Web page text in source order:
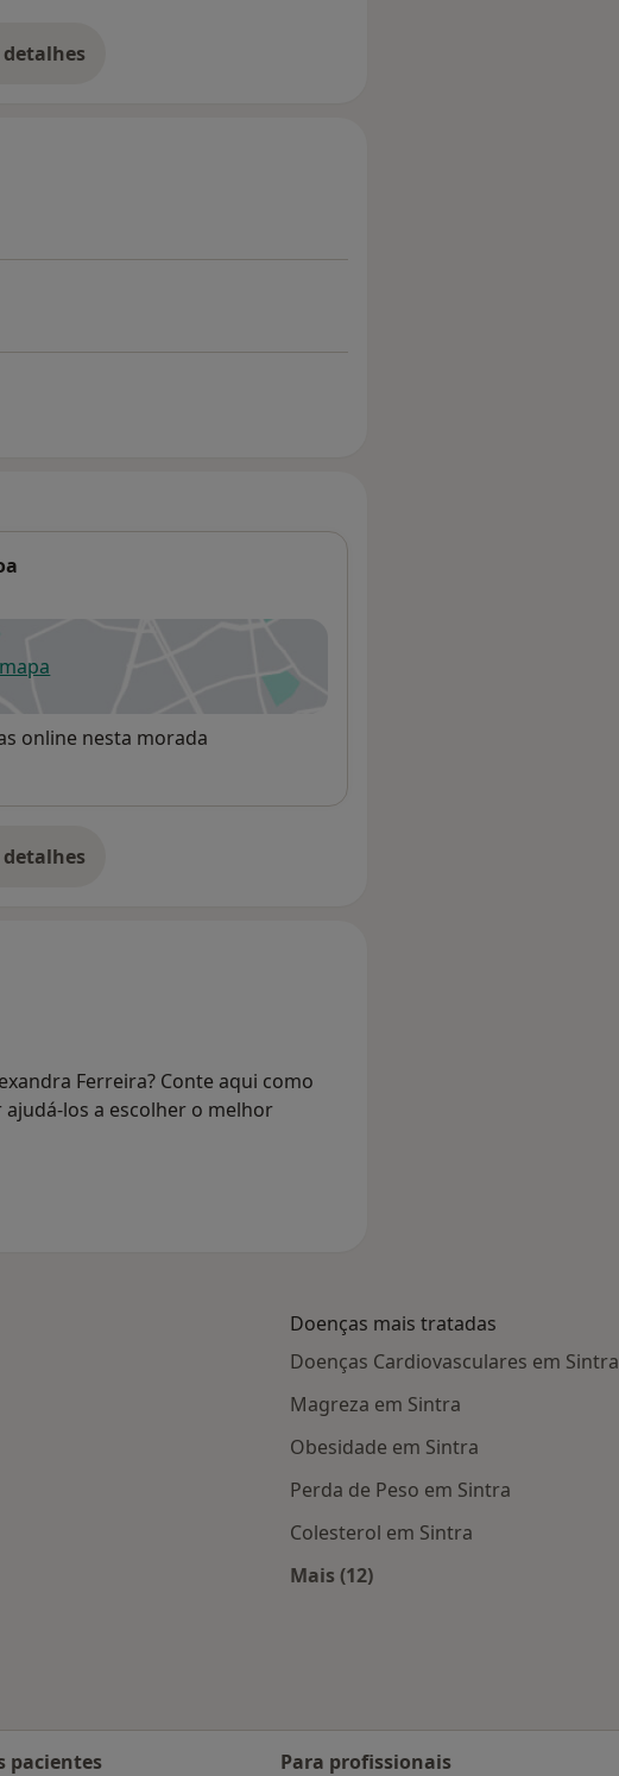
alimentação, marque uma consulta
a experiência
num novo separador
online nesta morada
o endereço
Ferreira? Conte aqui como
los a escolher o melhor
Doenças mais tratadas
Doenças Cardiovasculares em Sintra
Magreza em Sintra
Obesidade em Sintra
Perda de Peso em Sintra
Colesterol em Sintra
Mais (12)
pacientes
Para profissionais